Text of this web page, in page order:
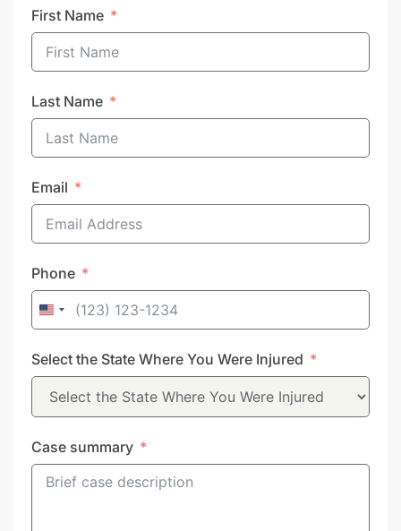
First Name
Last Name
Email
Phone
United
+1
Select the State Where You Were Injured
Case summary